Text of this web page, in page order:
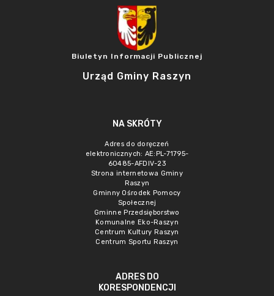
Biuletyn Informacji Publicznej
Urząd Gminy Raszyn
NA SKRÓTY
Adres do doręczeń
elektronicznych: AE:PL-71795-
60485-AFDIV-23
Strona internetowa Gminy
Raszyn
Gminny Ośrodek Pomocy
Społecznej
Gminne Przedsięborstwo
Komunalne Eko-Raszyn
Centrum Kultury Raszyn
Centrum Sportu Raszyn
ADRES DO
KORESPONDENCJI